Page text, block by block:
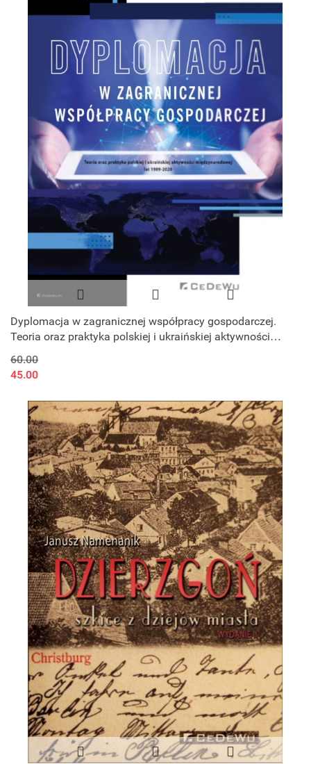
Dyplomacja w zagranicznej współpracy gospodarczej.
Teoria oraz praktyka polskiej i ukraińskiej aktywności
60.00
45.00